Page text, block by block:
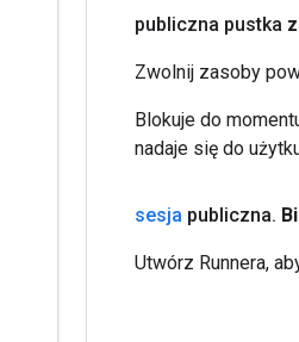
publiczna pustka
Zwolnij zasoby
Blokuje do
nadaje się do
sesja publiczna.
Utwórz Runnera,